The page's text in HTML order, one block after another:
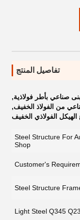
تفاصيل المنتج
,
من الفولاذ الخفيف,
Steel Structure For
Shop
Customer's
Steel Structure
Light Steel Q345